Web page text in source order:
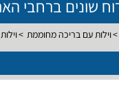
וילות עם בריכה מחוממת